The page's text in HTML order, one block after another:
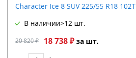
Character Ice 8 SUV 225/55 R18 102T
20 820 ₽ 18 738 ₽за шт.
В наличии>12 шт.